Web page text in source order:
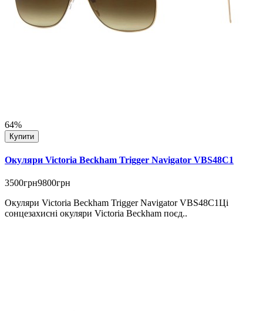
64%
Купити
Окуляри Victoria Beckham Trigger Navigator VBS48C1
3500грн9800грн
Окуляри Victoria Beckham Trigger Navigator VBS48C1Ці
сонцезахисні окуляри Victoria Beckham поєд..